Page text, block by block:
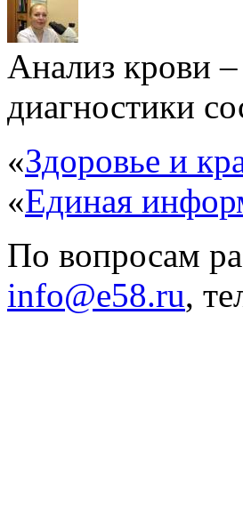
Анализ крови
диагностики
«Здоровье и
«Единая
По вопросам
info@e58.ru,